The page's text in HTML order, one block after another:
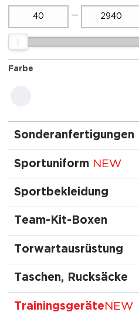
—
Farbe
Sonderanfertigungen
Sportuniform NEW
Sportbekleidung
Team-Kit-Boxen
Torwartausrüstung
Taschen, Rucksäcke
Trainingsgeräte NEW